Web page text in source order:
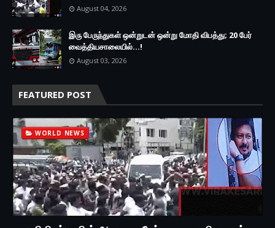
August 04, 2026
இரு ப‍ேருந்துகள் ஒன்றுடன் ஒன்று மோதி விபத்து; 20 பேர்
வைத்தியசாலையில்...!
August 03, 2026
FEATURED POST
WORLD NEWS